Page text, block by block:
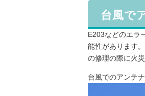
台風で
E203などのエラ
能性があります
の修理の際に火
台風でのアンテ